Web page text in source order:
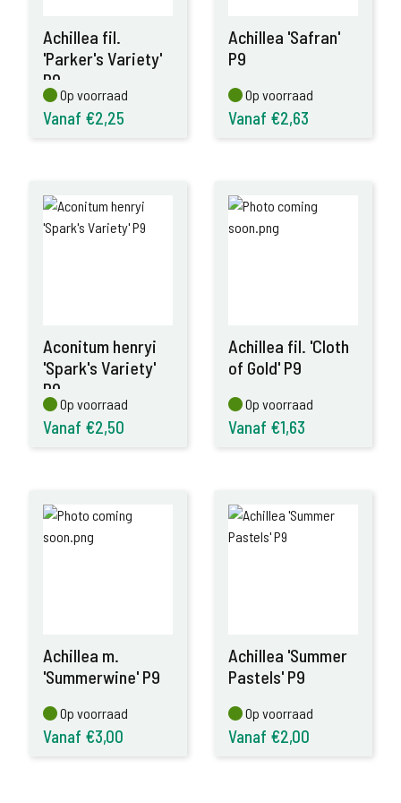
Achillea fil.
'Parker's Variety'
P9
Op voorraad
Op voorraad
Vanaf €2,25
Achillea 'Safran'
P9
Op voorraad
Op voorraad
Vanaf €2,63
Aconitum henryi
'Spark's Variety'
P9
Op voorraad
Op voorraad
Vanaf €2,50
Achillea fil. 'Cloth
of Gold' P9
Op voorraad
Op voorraad
Vanaf €1,63
Achillea m.
'Summerwine' P9
Op voorraad
Op voorraad
Vanaf €3,00
Achillea 'Summer
Pastels' P9
Op voorraad
Op voorraad
Vanaf €2,00